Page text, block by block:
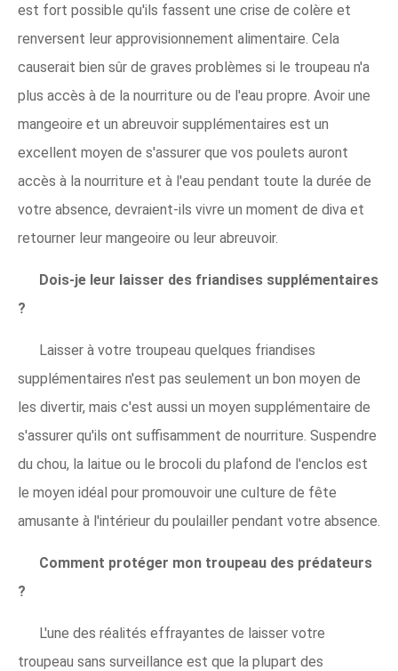
est fort possible qu'ils fassent une crise de colère et
renversent leur approvisionnement alimentaire. Cela
causerait bien sûr de graves problèmes si le troupeau n'a
plus accès à de la nourriture ou de l'eau propre. Avoir une
mangeoire et un abreuvoir supplémentaires est un
excellent moyen de s'assurer que vos poulets auront
accès à la nourriture et à l'eau pendant toute la durée de
votre absence, devraient-ils vivre un moment de diva et
retourner leur mangeoire ou leur abreuvoir.
Dois-je leur laisser des friandises supplémentaires
?
Laisser à votre troupeau quelques friandises
supplémentaires n'est pas seulement un bon moyen de
les divertir, mais c'est aussi un moyen supplémentaire de
s'assurer qu'ils ont suffisamment de nourriture. Suspendre
du chou, la laitue ou le brocoli du plafond de l'enclos est
le moyen idéal pour promouvoir une culture de fête
amusante à l'intérieur du poulailler pendant votre absence.
Comment protéger mon troupeau des prédateurs
?
L'une des réalités effrayantes de laisser votre
troupeau sans surveillance est que la plupart des